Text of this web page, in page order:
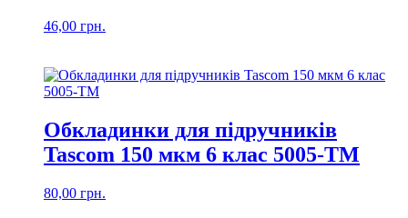
46,00 грн.
Обкладинки для підручників
Tascom 150 мкм 6 клас 5005-ТМ
80,00 грн.